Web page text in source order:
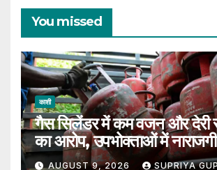
You missed
काशी
गैस सिलेंडर में कम वजन और देरी
का आरोप, उपभोक्ताओं में
AUGUST 9, 2026 SUPRIYA